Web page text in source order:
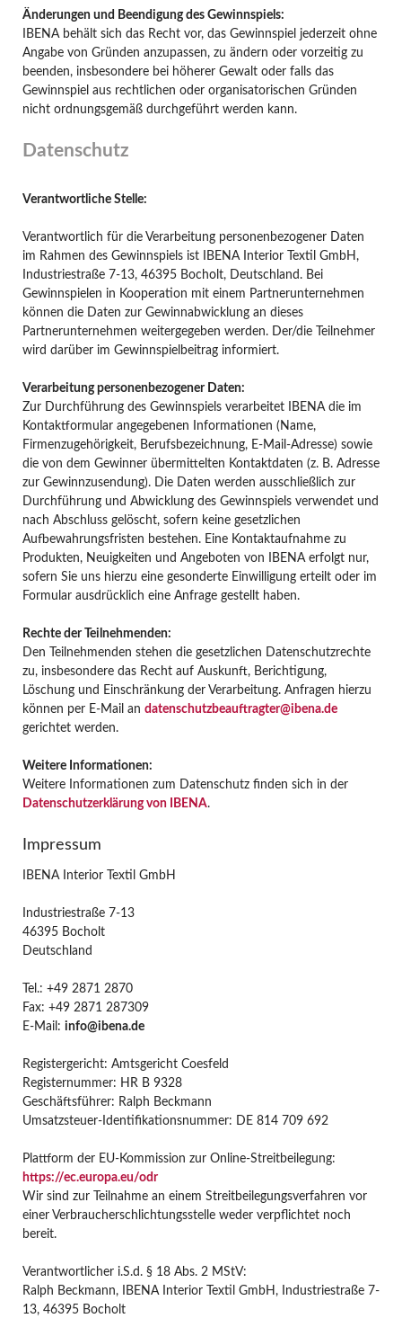
Änderungen und Beendigung des Gewinnspiels:
IBENA behält sich das Recht vor, das Gewinnspiel jederzeit ohne
Angabe von Gründen anzupassen, zu ändern oder vorzeitig zu
beenden, insbesondere bei höherer Gewalt oder falls das
Gewinnspiel aus rechtlichen oder organisatorischen Gründen
nicht ordnungsgemäß durchgeführt werden kann.
Datenschutz
Verantwortliche Stelle:
Verantwortlich für die Verarbeitung personenbezogener Daten
im Rahmen des Gewinnspiels ist IBENA Interior Textil GmbH,
Industriestraße 7-13, 46395 Bocholt, Deutschland. Bei
Gewinnspielen in Kooperation mit einem Partnerunternehmen
können die Daten zur Gewinnabwicklung an dieses
Partnerunternehmen weitergegeben werden. Der/die Teilnehmer
wird darüber im Gewinnspielbeitrag informiert.
Verarbeitung personenbezogener Daten:
Zur Durchführung des Gewinnspiels verarbeitet IBENA die im
Kontaktformular angegebenen Informationen (Name,
Firmenzugehörigkeit, Berufsbezeichnung, E-Mail-Adresse) sowie
die von dem Gewinner übermittelten Kontaktdaten (z. B. Adresse
zur Gewinnzusendung). Die Daten werden ausschließlich zur
Durchführung und Abwicklung des Gewinnspiels verwendet und
nach Abschluss gelöscht, sofern keine gesetzlichen
Aufbewahrungsfristen bestehen. Eine Kontaktaufnahme zu
Produkten, Neuigkeiten und Angeboten von IBENA erfolgt nur,
sofern Sie uns hierzu eine gesonderte Einwilligung erteilt oder im
Formular ausdrücklich eine Anfrage gestellt haben.
Rechte der Teilnehmenden:
Den Teilnehmenden stehen die gesetzlichen Datenschutzrechte
zu, insbesondere das Recht auf Auskunft, Berichtigung,
Löschung und Einschränkung der Verarbeitung. Anfragen hierzu
können per E-Mail an datenschutzbeauftragter@ibena.de
gerichtet werden.
Weitere Informationen:
Weitere Informationen zum Datenschutz finden sich in der
Datenschutzerklärung von IBENA.
Impressum
IBENA Interior Textil GmbH
Industriestraße 7-13
46395 Bocholt
Deutschland
Tel.: +49 2871 2870
Fax: +49 2871 287309
E-Mail: info@ibena.de
Registergericht: Amtsgericht Coesfeld
Registernummer: HR B 9328
Geschäftsführer: Ralph Beckmann
Umsatzsteuer-Identifikationsnummer: DE 814 709 692
Plattform der EU-Kommission zur Online-Streitbeilegung:
https://ec.europa.eu/odr
Wir sind zur Teilnahme an einem Streitbeilegungsverfahren vor
einer Verbraucherschlichtungsstelle weder verpflichtet noch
bereit.
Verantwortlicher i.S.d. § 18 Abs. 2 MStV:
Ralph Beckmann, IBENA Interior Textil GmbH, Industriestraße 7-
13, 46395 Bocholt